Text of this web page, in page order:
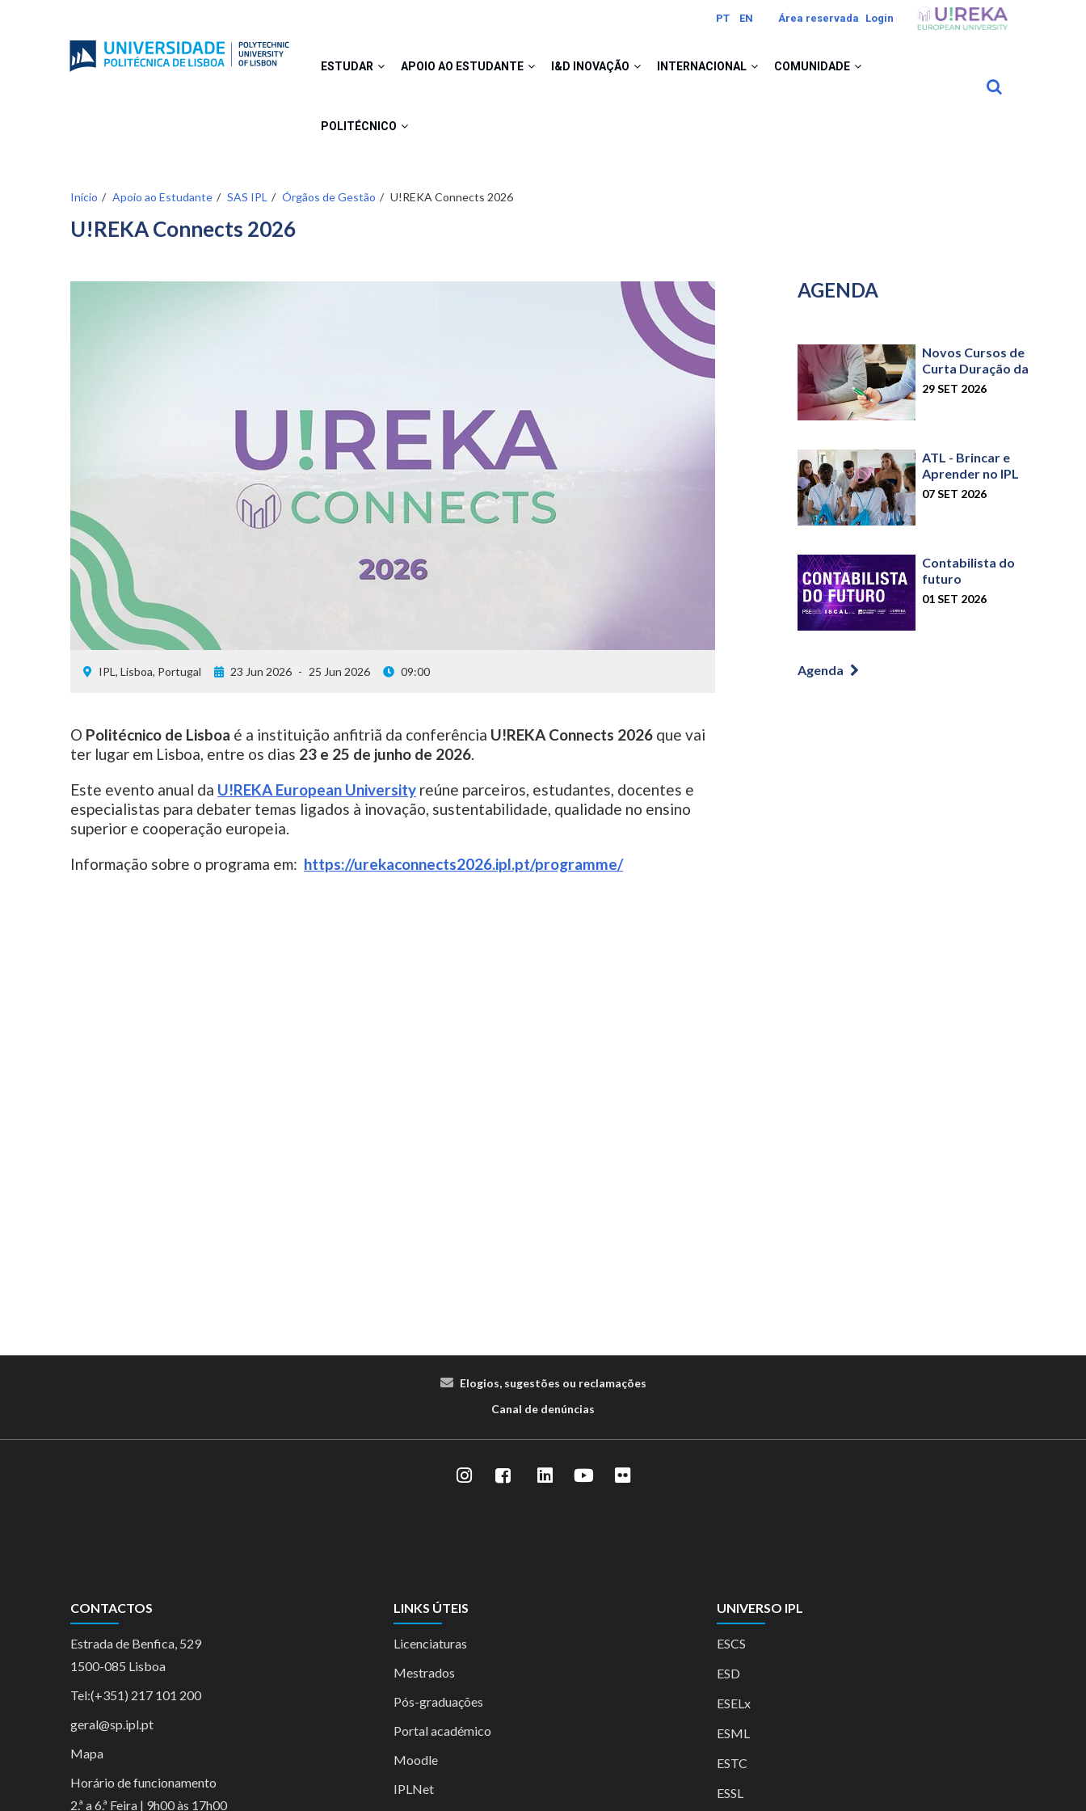
PT EN Área reservada Login Image
ESTUDAR APOIO AO ESTUDANTE I&D INOVAÇÃO INTERNACIONAL COMUNIDADE
POLITÉCNICO
Início Apoio ao Estudante SAS IPL Órgãos de Gestão U!REKA Connects 2026
U!REKA Connects 2026
IPL, Lisboa, Portugal 23 Jun 2026 - 25 Jun 2026 09:00
O Politécnico de Lisboa é a instituição anfitriã da conferência U!REKA Connects 2026 que vai
ter lugar em Lisboa, entre os dias 23 e 25 de junho de 2026.
Este evento anual da U!REKA European University reúne parceiros, estudantes, docentes e
especialistas para debater temas ligados à inovação, sustentabilidade, qualidade no ensino
superior e cooperação europeia.
Informação sobre o programa em: https://urekaconnects2026.ipl.pt/programme/
AGENDA
Novos Cursos de
Curta Duração da
ESSL
29 SET 2026
ATL - Brincar e
Aprender no IPL
07 SET 2026
Contabilista do
futuro
01 SET 2026
Agenda
Elogios, sugestões ou reclamações
Canal de denúncias
CONTACTOS
Estrada de Benfica, 529
1500-085 Lisboa
Tel:(+351) 217 101 200
geral@sp.ipl.pt
Mapa
Horário de funcionamento
2.ª a 6.ª Feira | 9h00 às 17h00
LINKS ÚTEIS
Licenciaturas
Mestrados
Pós-graduações
Portal académico
Moodle
IPLNet
UNIVERSO IPL
ESCS
ESD
ESELx
ESML
ESTC
ESSL